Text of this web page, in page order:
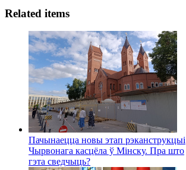
Related items
Пачынаецца новы этап рэканструкцыі
Чырвонага касцёла ў Мінску. Пра што
гэта сведчыць?